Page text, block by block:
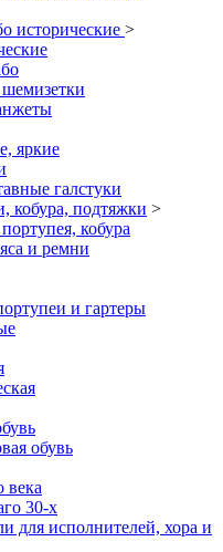
исторические >
яркие
галстуки
кобура, подтяжки >
кобура
и ремни
и гартеры
обувь
века
30-х
для исполнителей, хора и